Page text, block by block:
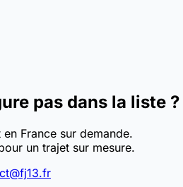
pas dans la liste ?
France sur demande.
un trajet sur mesure.